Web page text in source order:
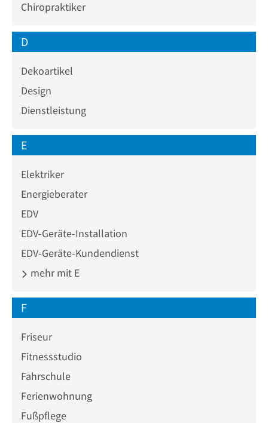
Chiropraktiker
D
Dekoartikel
Design
Dienstleistung
E
Elektriker
Energieberater
EDV
EDV-Geräte-Installation
EDV-Geräte-Kundendienst
mehr mit E
F
Friseur
Fitnessstudio
Fahrschule
Ferienwohnung
Fußpflege